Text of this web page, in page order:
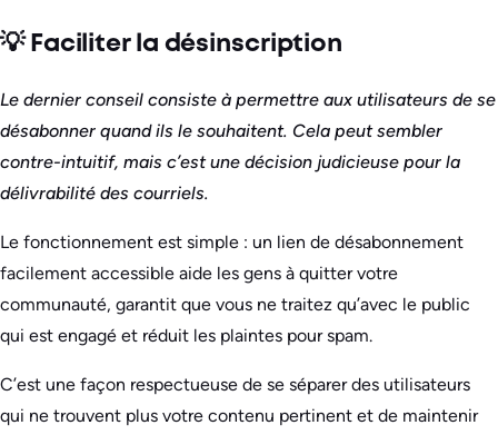
💡 Faciliter la désinscription
Le dernier conseil consiste à permettre aux utilisateurs de se
désabonner quand ils le souhaitent. Cela peut sembler
contre-intuitif, mais c’est une décision judicieuse pour la
délivrabilité des courriels.
Le fonctionnement est simple : un lien de désabonnement
facilement accessible aide les gens à quitter votre
communauté, garantit que vous ne traitez qu’avec le public
qui est engagé et réduit les plaintes pour spam.
C’est une façon respectueuse de se séparer des utilisateurs
qui ne trouvent plus votre contenu pertinent et de maintenir